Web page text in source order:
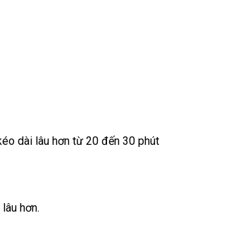
dài lâu hơn từ 20 đến 30 phút
hơn.